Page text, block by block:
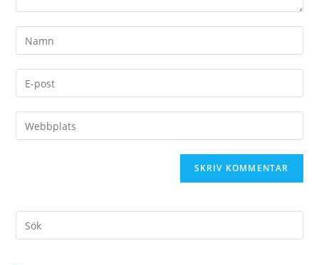
Ange
ditt
namn
eller
för
att
Ange
din
e-
postadress
Ange
URL
(valfritt)
Sök
efter: